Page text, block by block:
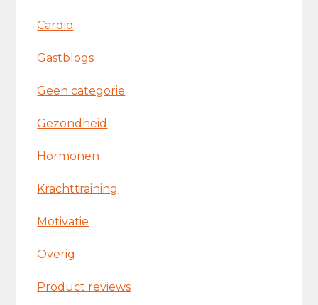
Cardio
Gastblogs
Geen categorie
Gezondheid
Hormonen
Krachttraining
Motivatie
Overig
Product reviews